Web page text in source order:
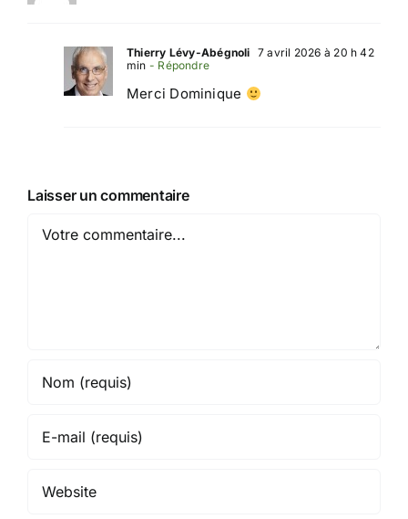
Thierry Lévy-Abégnoli 7 avril 2026 à 20 h 42
min - Répondre
Merci Dominique
Laisser un commentaire